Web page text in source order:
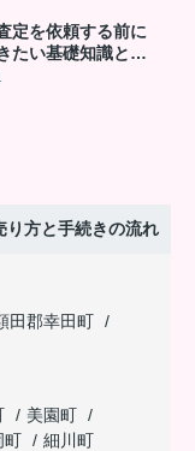
定を依頼する前に
たい基礎知識と最
ナー選び
り方と手続きの流れ
田郡幸田町
美園町
町
細川町